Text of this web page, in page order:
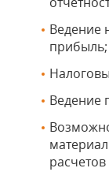
Ведение
прибыль;
Ведение